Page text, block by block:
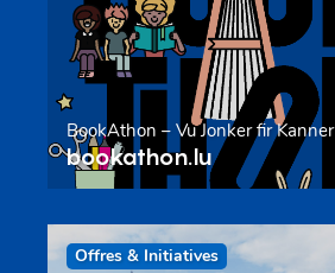
BookAthon – Vu Jonker fir Kanner
bookathon.lu
Offres & Initiatives